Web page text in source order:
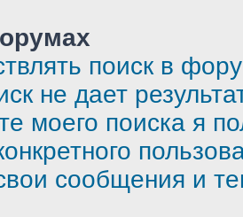
поиск в
не дает
моего поиска я
сообщения и